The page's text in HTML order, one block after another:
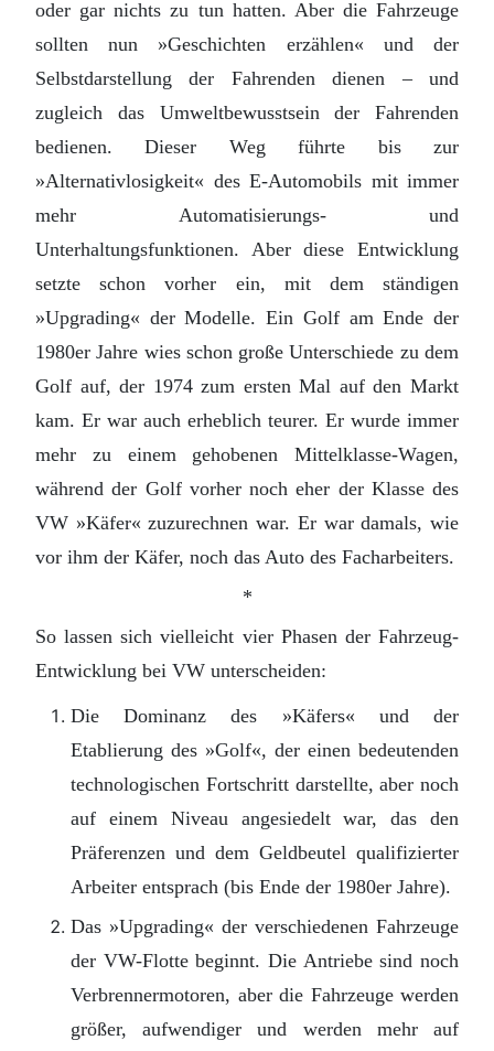
oder gar nichts zu tun hatten. Aber die Fahrzeuge
sollten nun »Geschichten erzählen« und der
Selbstdarstellung der Fahrenden dienen – und
zugleich das Umweltbewusstsein der Fahrenden
bedienen. Dieser Weg führte bis zur
»Alternativlosigkeit« des E-Automobils mit immer
mehr Automatisierungs- und
Unterhaltungsfunktionen. Aber diese Entwicklung
setzte schon vorher ein, mit dem ständigen
»Upgrading« der Modelle. Ein Golf am Ende der
1980er Jahre wies schon große Unterschiede zu dem
Golf auf, der 1974 zum ersten Mal auf den Markt
kam. Er war auch erheblich teurer. Er wurde immer
mehr zu einem gehobenen Mittelklasse-Wagen,
während der Golf vorher noch eher der Klasse des
VW »Käfer« zuzurechnen war. Er war damals, wie
vor ihm der Käfer, noch das Auto des Facharbeiters.
*
So lassen sich vielleicht vier Phasen der Fahrzeug-
Entwicklung bei VW unterscheiden:
Die Dominanz des »Käfers« und der
Etablierung des »Golf«, der einen bedeutenden
technologischen Fortschritt darstellte, aber noch
auf einem Niveau angesiedelt war, das den
Präferenzen und dem Geldbeutel qualifizierter
Arbeiter entsprach (bis Ende der 1980er Jahre).
Das »Upgrading« der verschiedenen Fahrzeuge
der VW-Flotte beginnt. Die Antriebe sind noch
Verbrennermotoren, aber die Fahrzeuge werden
größer, aufwendiger und werden mehr auf